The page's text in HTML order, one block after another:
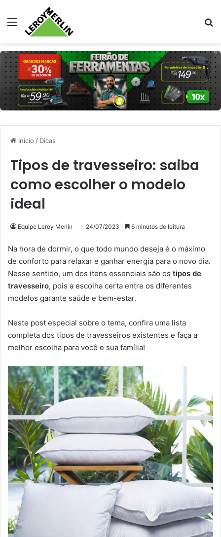
Menu
Início / Dicas
Tipos de travesseiro: saiba
como escolher o modelo
ideal
Equipe Leroy Merlin 24/07/2023 6 minutos de leitura
Na hora de dormir, o que todo mundo deseja é o máximo
de conforto para relaxar e ganhar energia para o novo dia.
Nesse sentido, um dos itens essenciais são os tipos de
travesseiro, pois a escolha certa entre os diferentes
modelos garante saúde e bem-estar.
Neste post especial sobre o tema, confira uma lista
completa dos tipos de travesseiros existentes e faça a
melhor escolha para você e sua família!